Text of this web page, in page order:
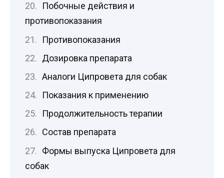
Побочные действия и
противопоказания
Противопоказания
Дозировка препарата
Аналоги Ципровета для собак
Показания к применению
Продолжительность терапии
Состав препарата
Формы выпуска Ципровета для
собак